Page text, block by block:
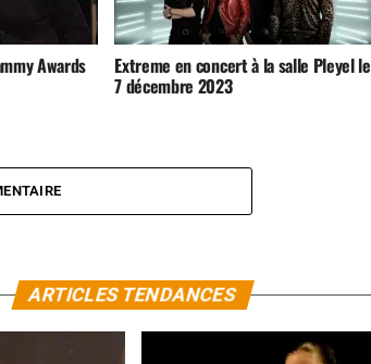
Awards Extreme en concert à la salle Pleyel le
7 décembre 2023
ARTICLES TENDANCES